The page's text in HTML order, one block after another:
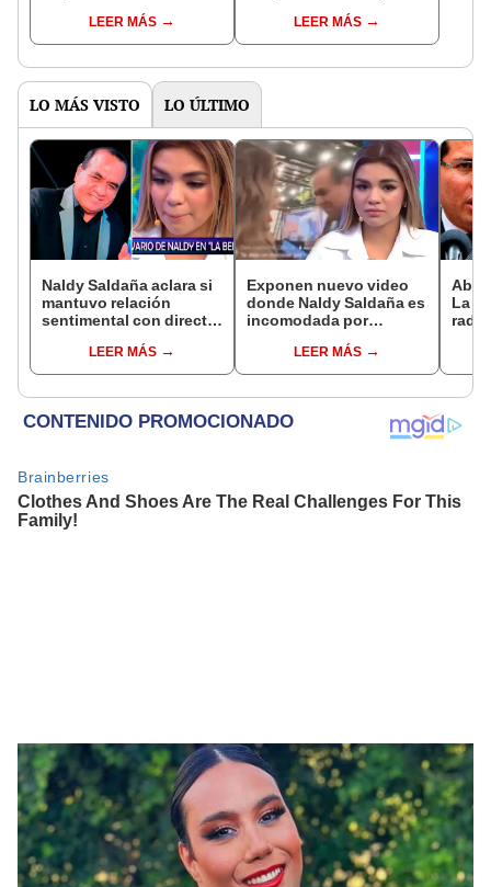
Enanitos Verdes?
LEER MÁS
nivel nacional?
LEER MÁS
LO MÁS VISTO LO ÚLTIMO
Naldy Saldaña aclara si
mantuvo relación
sentimental con director
denunciarlo por
tocamientos: “Me
LEER MÁS
Exponen nuevo video
donde Naldy Saldaña es
incomodada por
Luz: la agarra de la
mano sin su
LEER MÁS
La